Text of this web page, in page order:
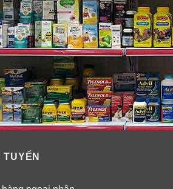
cho người trên 50 tuổi
For 50+
: Ferrous fumarate (iron 5 mg)
acid (vitamin C) 45 mg,